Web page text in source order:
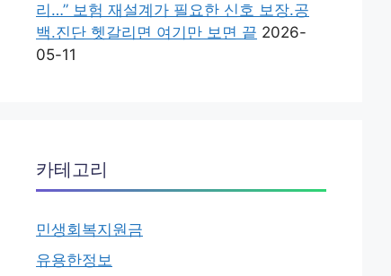
리…” 보험 재설계가 필요한 신호 보장.공
백.진단 헷갈리면 여기만 보면 끝 2026-
05-11
카테고리
민생회복지원금
유용한정보